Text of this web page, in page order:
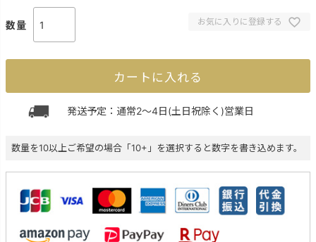
お気に入りに登録する
カートに入れる
発送予定：通常2～4日(土日祝除く)営業日
数量を10以上ご希望の場合「10+」を選択すると数字を書き込めます。